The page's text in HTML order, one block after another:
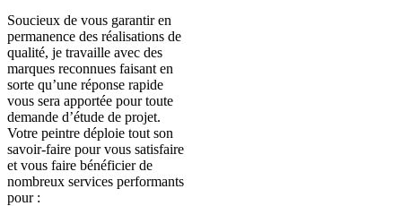
Soucieux de vous garantir en
permanence des réalisations de
qualité, je travaille avec des
marques reconnues faisant en
sorte qu’une réponse rapide
vous sera apportée pour toute
demande d’étude de projet.
Votre peintre déploie tout son
savoir-faire pour vous satisfaire
et vous faire bénéficier de
nombreux services performants
pour :